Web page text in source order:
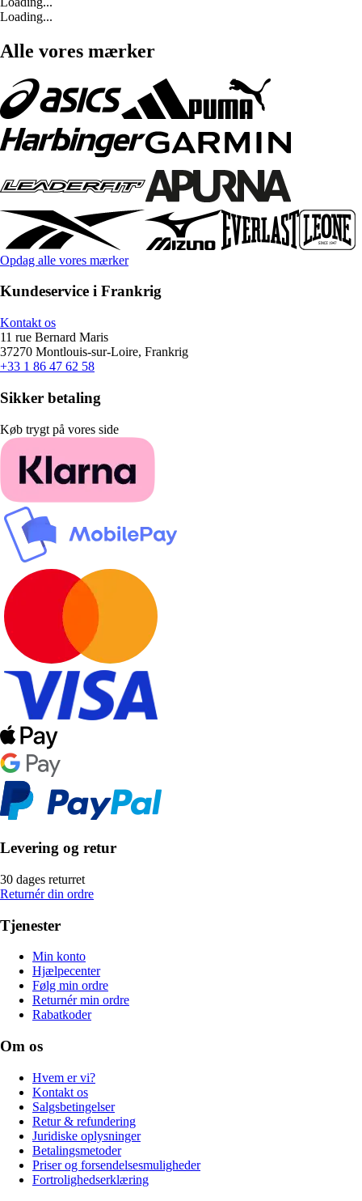
Loading...
Alle vores mærker
Opdag alle vores mærker
Kundeservice i Frankrig
Kontakt os
11 rue Bernard Maris
37270 Montlouis-sur-Loire, Frankrig
+33 1 86 47 62 58
Sikker betaling
Køb trygt på vores side
Levering og retur
30 dages returret
Returnér din ordre
Tjenester
Min konto
Hjælpecenter
Følg min ordre
Returnér min ordre
Rabatkoder
Om os
Hvem er vi?
Kontakt os
Salgsbetingelser
Retur & refundering
Juridiske oplysninger
Betalingsmetoder
Priser og forsendelsesmuligheder
Fortrolighedserklæring